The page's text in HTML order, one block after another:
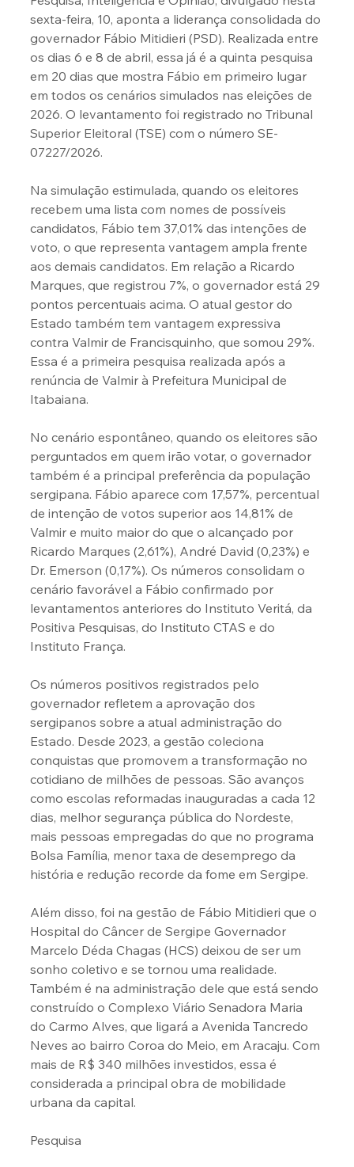
sexta-feira, 10, aponta a liderança consolidada do
governador Fábio Mitidieri (PSD). Realizada entre
os dias 6 e 8 de abril, essa já é a quinta pesquisa
em 20 dias que mostra Fábio em primeiro lugar
em todos os cenários simulados nas eleições de
2026. O levantamento foi registrado no Tribunal
Superior Eleitoral (TSE) com o número SE-
07227/2026.
Na simulação estimulada, quando os eleitores
recebem uma lista com nomes de possíveis
candidatos, Fábio tem 37,01% das intenções de
voto, o que representa vantagem ampla frente
aos demais candidatos. Em relação a Ricardo
Marques, que registrou 7%, o governador está 29
pontos percentuais acima. O atual gestor do
Estado também tem vantagem expressiva
contra Valmir de Francisquinho, que somou 29%.
Essa é a primeira pesquisa realizada após a
renúncia de Valmir à Prefeitura Municipal de
Itabaiana.
No cenário espontâneo, quando os eleitores são
perguntados em quem irão votar, o governador
também é a principal preferência da população
sergipana. Fábio aparece com 17,57%, percentual
de intenção de votos superior aos 14,81% de
Valmir e muito maior do que o alcançado por
Ricardo Marques (2,61%), André David (0,23%) e
Dr. Emerson (0,17%). Os números consolidam o
cenário favorável a Fábio confirmado por
levantamentos anteriores do Instituto Veritá, da
Positiva Pesquisas, do Instituto CTAS e do
Instituto França.
Os números positivos registrados pelo
governador refletem a aprovação dos
sergipanos sobre a atual administração do
Estado. Desde 2023, a gestão coleciona
conquistas que promovem a transformação no
cotidiano de milhões de pessoas. São avanços
como escolas reformadas inauguradas a cada 12
dias, melhor segurança pública do Nordeste,
mais pessoas empregadas do que no programa
Bolsa Família, menor taxa de desemprego da
história e redução recorde da fome em Sergipe.
Além disso, foi na gestão de Fábio Mitidieri que o
Hospital do Câncer de Sergipe Governador
Marcelo Déda Chagas (HCS) deixou de ser um
sonho coletivo e se tornou uma realidade.
Também é na administração dele que está sendo
construído o Complexo Viário Senadora Maria
do Carmo Alves, que ligará a Avenida Tancredo
Neves ao bairro Coroa do Meio, em Aracaju. Com
mais de R$ 340 milhões investidos, essa é
considerada a principal obra de mobilidade
urbana da capital.
Pesquisa